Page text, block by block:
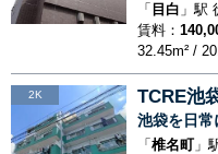
「 目白 」駅
賃料：
32.45m² /
2K TCRE池
池袋を日常
「 椎名町」